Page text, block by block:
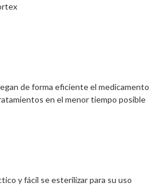
de forma eficiente el medicamento
en el menor tiempo posible
y fácil se esterilizar para su uso